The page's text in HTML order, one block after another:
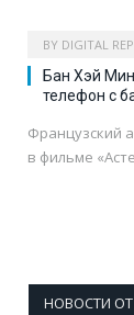
BY DIGITAL
Бан Хэй
телефон с
Французский
в фильме
НОВОСТИ ОТ